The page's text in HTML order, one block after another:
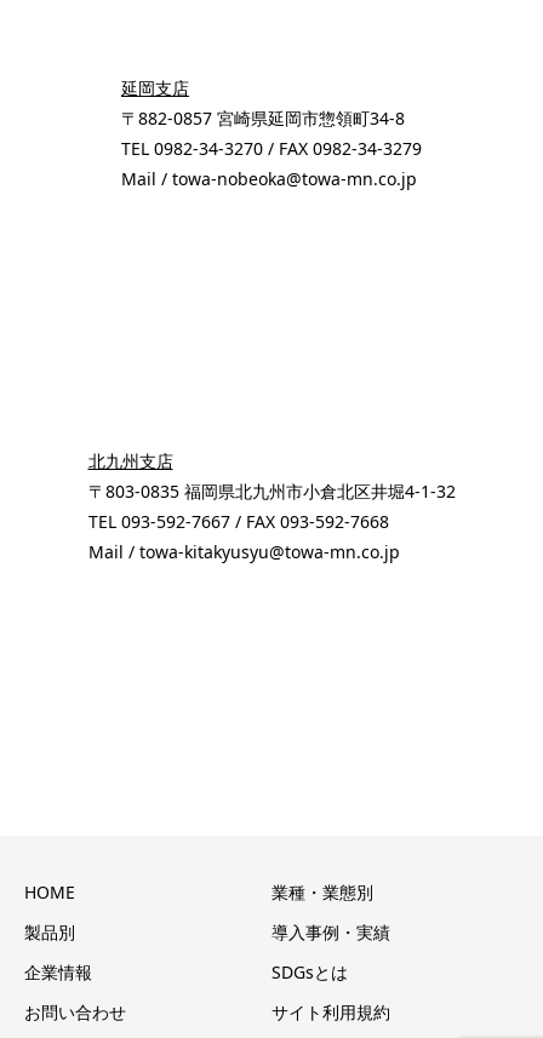
延岡支店
〒882-0857 宮崎県延岡市惣領町34-8
TEL 0982-34-3270 / FAX 0982-34-3279
Mail / towa-nobeoka@towa-mn.co.jp
北九州支店
〒803-0835 福岡県北九州市小倉北区井堀4-1-32
TEL 093-592-7667 / FAX 093-592-7668
Mail / towa-kitakyusyu@towa-mn.co.jp
HOME
業種・業態別
製品別
導入事例・実績
企業情報
SDGsとは
お問い合わせ
サイト利用規約